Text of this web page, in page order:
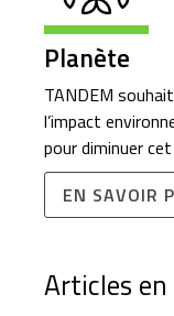
Planète
TANDEM
l’impact
pour diminuer
EN SAVOIR
Articles en